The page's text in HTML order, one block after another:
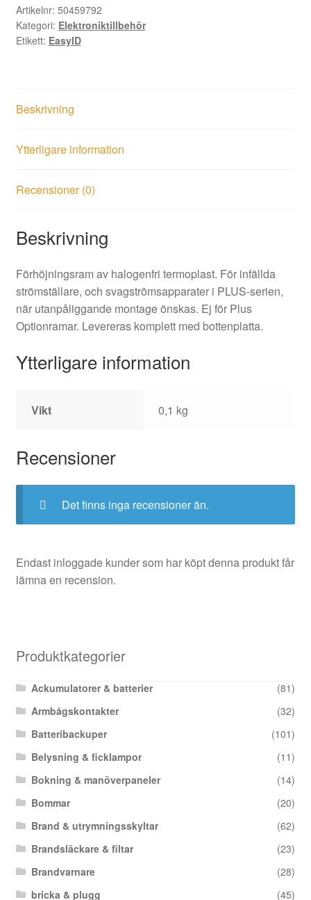
mängd
Artikelnr: 50459792
Kategori: Elektroniktillbehör
Etikett: EasyID
Beskrivning
Ytterligare information
Recensioner (0)
Beskrivning
Förhöjningsram av halogenfri termoplast. För infällda
strömställare, och svagströmsapparater i PLUS-serien,
när utanpåliggande montage önskas. Ej för Plus
Optionramar. Levereras komplett med bottenplatta.
Ytterligare information
Vikt 0,1 kg
Recensioner
Det finns inga recensioner än.
Endast inloggade kunder som har köpt denna produkt får
lämna en recension.
Produktkategorier
Ackumulatorer & batterier
(81)
Armbågskontakter
(32)
Batteribackuper
(101)
Belysning & ficklampor
(11)
Bokning & manöverpaneler
(14)
Bommar
(20)
Brand & utrymningsskyltar
(62)
Brandsläckare & filtar
(23)
Brandvarnare
(28)
bricka & plugg
(45)